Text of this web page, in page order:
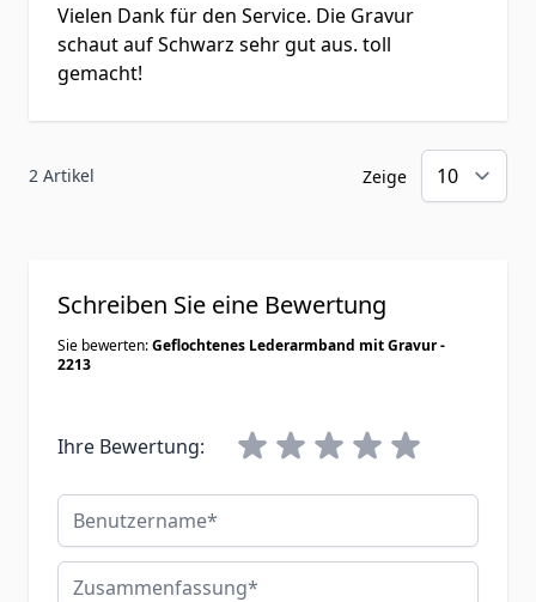
Vielen Dank für den Service. Die Gravur
schaut auf Schwarz sehr gut aus. toll
gemacht!
2 Artikel Zeige
Schreiben Sie eine Bewertung
Sie bewerten:Geflochtenes Lederarmband mit Gravur -
2213
Ihre Bewertung:
Benutzername
Zusammenfassung